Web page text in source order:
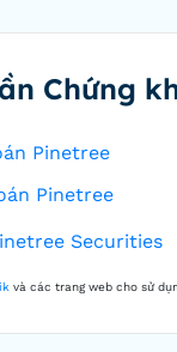
Chứng
Pinetree
Pinetree
Securities
và các trang web cho sử